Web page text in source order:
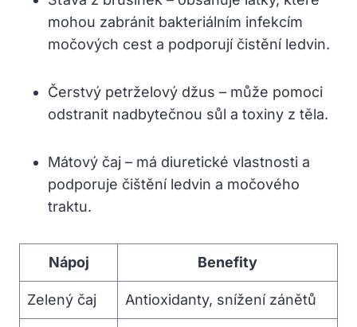
mohou zabránit bakteriálním⁣ infekcím
močových cest‍ a podporují⁤ čistění⁤ ledvin.
Čerstvý⁢ petrželový⁢ džus – může pomoci
odstranit nadbytečnou sůl a toxiny z ⁣těla.
Mátový čaj – má diuretické vlastnosti a
podporuje čištění⁣ ledvin a močového
traktu.
Nápoj Benefity
Zelený čaj Antioxidanty, snížení zánětů